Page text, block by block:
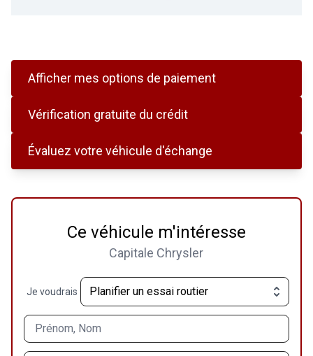
Ce véhicule m'intéresse
Capitale Chrysler
Je voudrais
Prénom, Nom
Afficher mes options de paiement
Vérification gratuite du crédit
Évaluez votre véhicule d'échange